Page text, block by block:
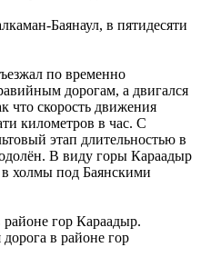
Баянаул, в пятидесяти
по временно
дорогам, а двигался
что скорость движения
километров в час. С
этап длительностью в
В виду горы Караадыр
в холмы под Баянскими
в районе гор